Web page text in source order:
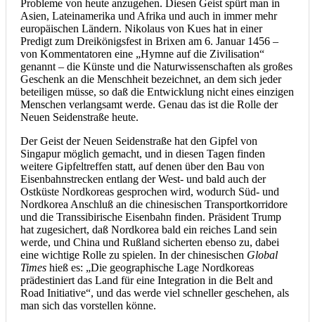
Probleme von heute anzugehen. Diesen Geist spürt man in
Asien, Lateinamerika und Afrika und auch in immer mehr
europäischen Ländern. Nikolaus von Kues hat in einer
Predigt zum Dreikönigsfest in Brixen am 6. Januar 1456 –
von Kommentatoren eine „Hymne auf die Zivilisation“
genannt – die Künste und die Naturwissenschaften als großes
Geschenk an die Menschheit bezeichnet, an dem sich jeder
beteiligen müsse, so daß die Entwicklung nicht eines einzigen
Menschen verlangsamt werde. Genau das ist die Rolle der
Neuen Seidenstraße heute.
Der Geist der Neuen Seidenstraße hat den Gipfel von
Singapur möglich gemacht, und in diesen Tagen finden
weitere Gipfeltreffen statt, auf denen über den Bau von
Eisenbahnstrecken entlang der West- und bald auch der
Ostküste Nordkoreas gesprochen wird, wodurch Süd- und
Nordkorea Anschluß an die chinesischen Transportkorridore
und die Transsibirische Eisenbahn finden. Präsident Trump
hat zugesichert, daß Nordkorea bald ein reiches Land sein
werde, und China und Rußland sicherten ebenso zu, dabei
eine wichtige Rolle zu spielen. In der chinesischen Global
Times hieß es: „Die geographische Lage Nordkoreas
prädestiniert das Land für eine Integration in die Belt and
Road Initiative“, und das werde viel schneller geschehen, als
man sich das vorstellen könne.